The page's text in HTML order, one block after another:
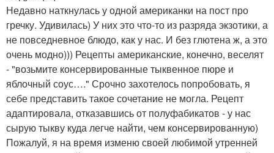
Недавно наткнулась у одной американки на пост про
гречку. Удивилась) У них это что-то из разряда экзотики, а
не повседневное блюдо, как у нас. И без глютена ж, а это
очень модно))) Рецепты американские, конечно, веселят
- "возьмите консервированные тыквенное пюре и
яблочный соус…." Срочно захотелось попробовать, я
себе представить такое сочетание не могла. Рецепт
адаптировала, отказавшись от полуфабикатов - у нас
сырую тыкву куда легче найти, чем консервированную)
Пожалуй, я на время изменю своей любимой утренней